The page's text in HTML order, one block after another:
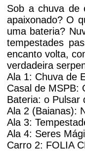
Sob a chuva de
apaixonado? O
uma bateria?
tempestades
encanto volta,
verdadeira
Ala 1: Chuva de
Casal de MSPB:
Bateria: o Pulsar
Ala 2 (Baianas):
Ala 3:
Ala 4: Seres
Carro 2: FOLIA